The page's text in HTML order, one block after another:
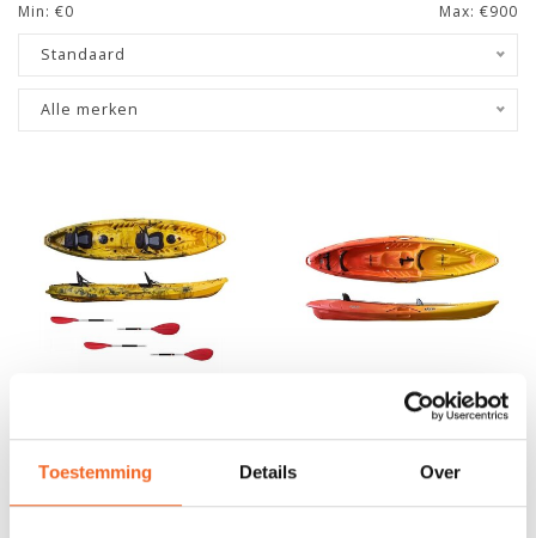
Toestemming Details Over
Min: €0 Max: €900
Standaard
Alle merken
PEDDELS€595,00